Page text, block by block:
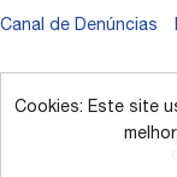
Cookies: Este site
Canal de Denúncias